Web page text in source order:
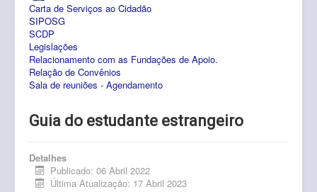
PROPESP
Pesquisa
Pós-Graduação
Internacionalização.
Editais
Comitês
Carta de Serviços ao Cidadão
SIPOSG
SCDP
Legislações
Relacionamento com as Fundações de Apoio.
Relação de Convênios
Sala de reuniões - Agendamento
Guia do estudante estrangeiro
Detalhes
Publicado: 06 Abril 2022
Última Atualização: 17 Abril 2023